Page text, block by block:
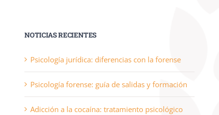
NOTICIAS RECIENTES
Psicología jurídica: diferencias con la forense
Psicología forense: guía de salidas y formación
Adicción a la cocaína: tratamiento psicológico